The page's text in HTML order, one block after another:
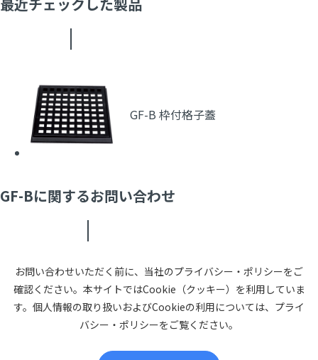
GF-B 枠付格子蓋
GF-Bに関するお問い合わせ
お問い合わせいただく前に、当社のプライバシー・ポリシーをご
確認ください。本サイトではCookie（クッキー）を利用していま
す。個人情報の取り扱いおよびCookieの利用については、プライ
バシー・ポリシーをご覧ください。